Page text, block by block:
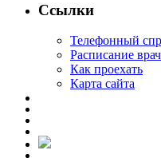
Ссылки
Телефонный
Расписание
Как проехать
Карта сайта